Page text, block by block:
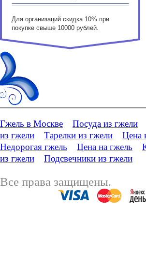
Для организаций скидка 10% при
покупке свыше 10000 рублей.
Гжель в Москве Посуда из гжели
из гжели
Тарелки из гжели
Цена
Недорогая гжель
Цена на гжель
из гжели
Подсвечники из гжели
Все права защищены.